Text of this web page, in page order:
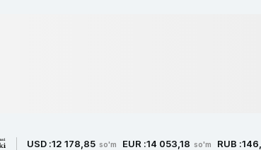
USD :12 178,85 so'm EUR :14 053,18 so'm RUB :